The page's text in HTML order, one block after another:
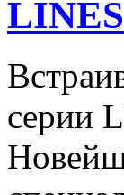
серии